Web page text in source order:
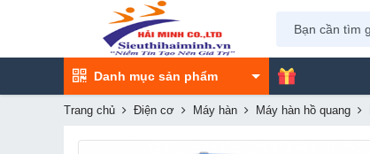
Danh mục sản phẩm
Trang chủ Điện cơ Máy hàn Máy hàn hồ quang